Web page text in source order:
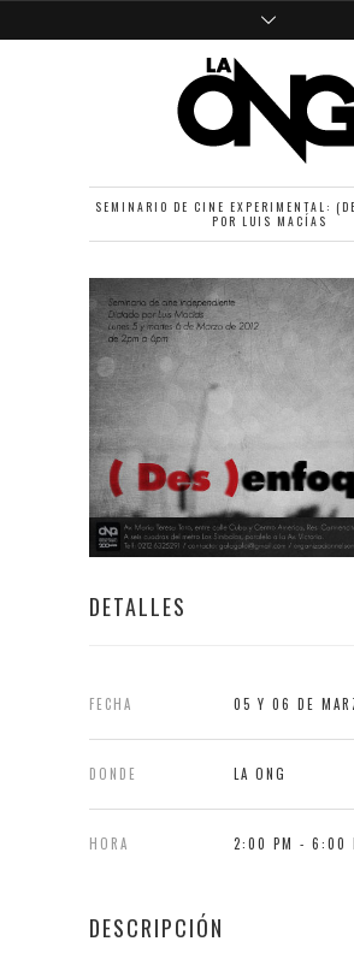
SEMINARIO DE CINE EXPERIMENTAL:
POR LUIS MACÍAS
DETALLES
FECHA 05 Y 06 DE
DONDE LA ONG
HORA 2:00 PM - 6:00
DESCRIPCIÓN